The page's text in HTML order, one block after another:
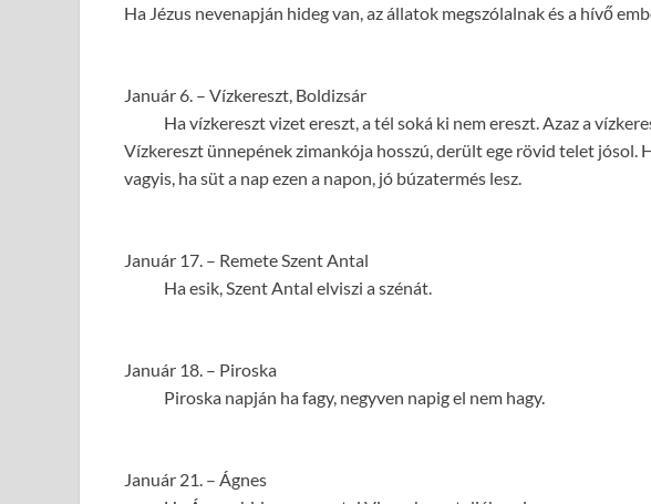
Ha Jézus nevenapján hideg van, az állatok megszólalnak és a hívő
Január 6. – Vízkereszt, Boldizsár
Ha vízkereszt vizet ereszt, a tél soká ki nem ereszt. Azaz a
Vízkereszt ünnepének zimankója hosszú, derült ege rövid telet jósol.
vagyis, ha süt a nap ezen a napon, jó búzatermés lesz.
Január 17. – Remete Szent Antal
Ha esik, Szent Antal elviszi a szénát.
Január 18. – Piroska
Piroska napján ha fagy, negyven napig el nem hagy.
Január 21. – Ágnes